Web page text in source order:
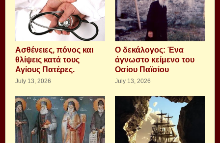
Aσθένειες, πόνος και
θλίψεις κατά τους
Αγίους Πατέρες.
July 13, 2026
Ο δεκάλογος: Ένα
άγνωστο κείμενο του
Οσίου Παϊσίου
July 13, 2026